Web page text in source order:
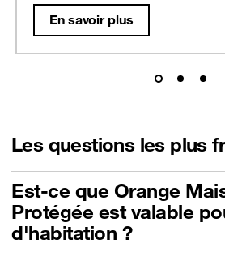
En savoir plus
Les questions les plus
Est-ce que Orange
Protégée est valable
d'habitation ?